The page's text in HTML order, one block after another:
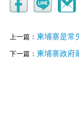
上一篇： 柬埔寨是常
下一篇： 柬埔寨政府最狠毒在